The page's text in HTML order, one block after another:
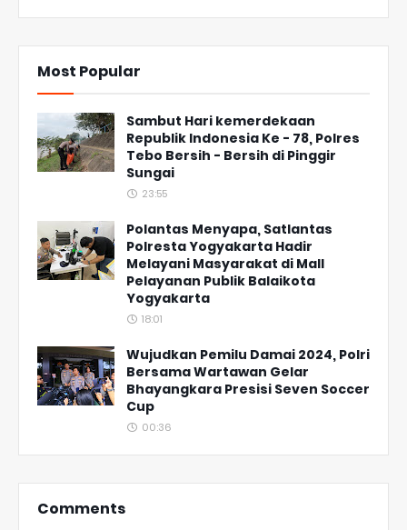
Most Popular
Sambut Hari kemerdekaan
Republik Indonesia Ke - 78, Polres
Tebo Bersih - Bersih di Pinggir
Sungai
23:55
Polantas Menyapa, Satlantas
Polresta Yogyakarta Hadir
Melayani Masyarakat di Mall
Pelayanan Publik Balaikota
Yogyakarta
18:01
Wujudkan Pemilu Damai 2024, Polri
Bersama Wartawan Gelar
Bhayangkara Presisi Seven Soccer
Cup
00:36
Comments